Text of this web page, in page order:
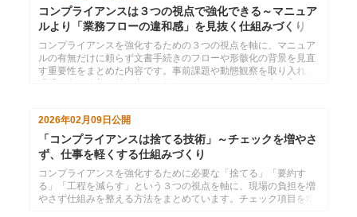
コンプライアンスは３つの視点で強化できる～マニュア
ルより「業務フローの違和感」を見抜く仕組みづくり
コンプライアンスを強化するための３つの視点を軸に、マニュア
ルの有無だけに頼らず文書手続きのフローや形骸化の背景を見直
す重要性をまとめた内容です。事前課題や動態観察を取り入れ、
2026年02月09日公開
「コンプライアンスは捨てる技術」～チェックを増やさ
ず、仕事を軽くする仕組みづくり
コンプライアンスを強化するために必要な「捨てる」「要約す
る」「工程を減らす」という３つの視点を軸に、現場の負担を増
やさず仕組みを整える方法をまとめています。チェック項目を増